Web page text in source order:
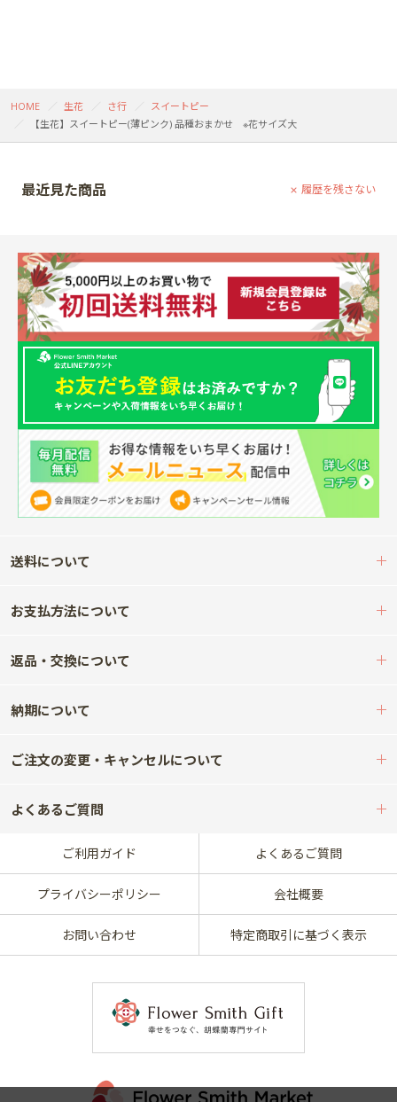
HOME 生花 さ行
スイートピー
【生花】スイートピー(薄ピンク) 品種おまかせ ※花サイズ大
最近見た商品 履歴を残さない
送料について
お支払方法について
返品・交換について
納期について
ご注文の変更・キャンセルについて
よくあるご質問
ご利用ガイド よくあるご質問
プライバシーポリシー 会社概要
お問い合わせ 特定商取引に基づく表示